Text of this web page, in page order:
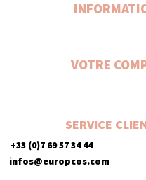
VOTRE
SERVICE
+33 (0)7 69 57 34 44
infos@europcos.com